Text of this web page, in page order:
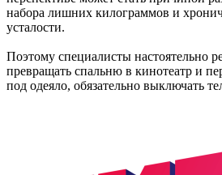
набора лишних килограммов и
усталости.
Поэтому специалисты настоятельно
превращать спальню в кинотеатр и
под одеяло, обязательно выключать